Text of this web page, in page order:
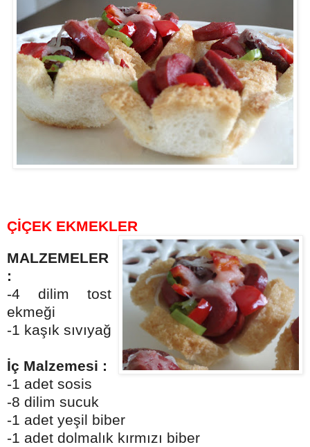
ÇİÇEK EKMEKLER
MALZEMELER
:
-4 dilim tost
ekmeği
-1 kaşık sıvıyağ
İç Malzemesi :
-1 adet sosis
-8 dilim sucuk
-1 adet yeşil biber
-1 adet dolmalık kırmızı biber